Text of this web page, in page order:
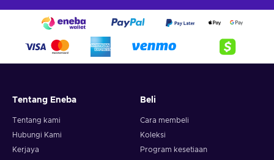
Tentang Eneba
Tentang kami
Hubungi Kami
Kerjaya
Beli
Cara membeli
Koleksi
Program kesetiaan